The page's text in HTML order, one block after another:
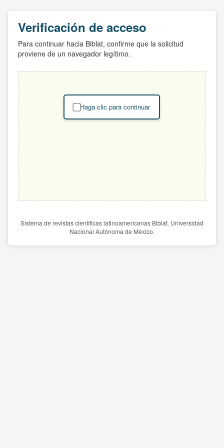
Verificación de acceso
Para continuar hacia Biblat, confirme que la solicitud
proviene de un navegador legítimo.
Haga clic para continuar
Sistema de revistas científicas latinoamericanas Biblat. Universidad
Nacional Autónoma de México.